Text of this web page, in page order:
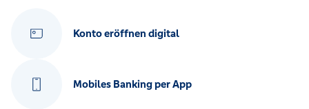
Konto eröffnen digital
Mobiles Banking per App